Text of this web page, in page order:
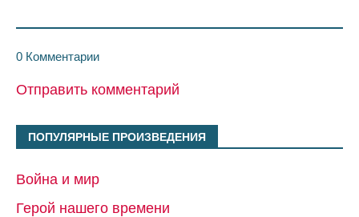
0 Комментарии
Отправить комментарий
ПОПУЛЯРНЫЕ ПРОИЗВЕДЕНИЯ
Война и мир
Герой нашего времени